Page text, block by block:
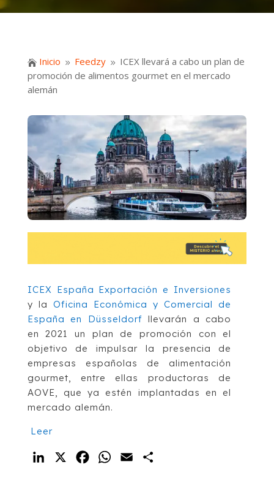
 Inicio 9 Feedzy 9 ICEX llevará a cabo un plan de
promoción de alimentos gourmet en el mercado
alemán
ICEX España Exportación e Inversiones
y la Oficina Económica y Comercial de
España en Düsseldorf llevarán a cabo
en 2021 un plan de promoción con el
objetivo de impulsar la presencia de
empresas españolas de alimentación
gourmet, entre ellas productoras de
AOVE, que ya estén implantadas en el
mercado alemán.
Leer
LinkedIn FacebookWhatsApp
Email